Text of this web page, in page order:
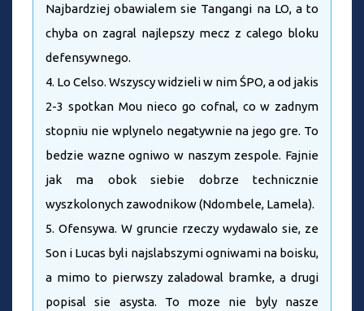
Najbardziej obawialem sie Tangangi na LO, a to
chyba on zagral najlepszy mecz z calego bloku
defensywnego.
4. Lo Celso. Wszyscy widzieli w nim ŚPO, a od jakis
2-3 spotkan Mou nieco go cofnal, co w zadnym
stopniu nie wplynelo negatywnie na jego gre. To
bedzie wazne ogniwo w naszym zespole. Fajnie
jak ma obok siebie dobrze technicznie
wyszkolonych zawodnikow (Ndombele, Lamela).
5. Ofensywa. W gruncie rzeczy wydawalo sie, ze
Son i Lucas byli najslabszymi ogniwami na boisku,
a mimo to pierwszy zaladowal bramke, a drugi
popisal sie asysta. To moze nie byly nasze